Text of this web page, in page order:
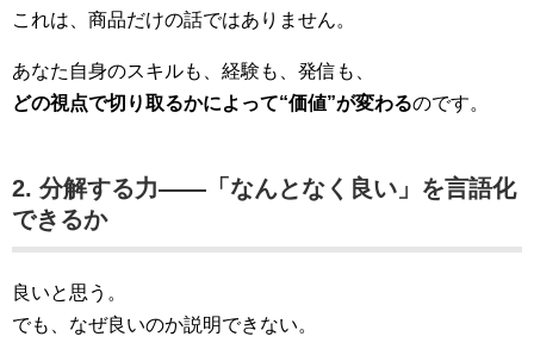
これは、商品だけの話ではありません。
あなた自身のスキルも、経験も、発信も、
どの視点で切り取るかによって“価値”が変わるのです。
2. 分解する力――「なんとなく良い」を言語化
できるか
良いと思う。
でも、なぜ良いのか説明できない。